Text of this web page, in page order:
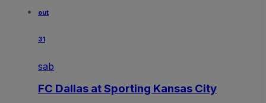
out
31
sab
FC Dallas at Sporting Kansas City